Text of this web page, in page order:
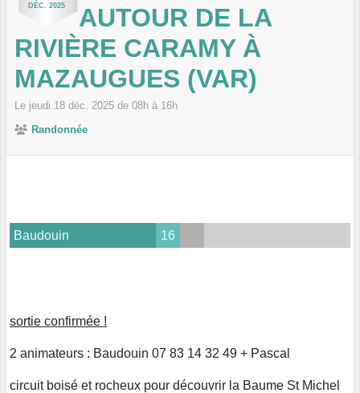
DÉC. 2025
AUTOUR DE LA
RIVIÈRE CARAMY À
MAZAUGUES (VAR)
Le jeudi 18 déc. 2025 de 08h à 16h
Randonnée
Baudouin 16
sortie confirmée !
2 animateurs : Baudouin 07 83 14 32 49 + Pascal
circuit boisé et rocheux pour découvrir la Baume St Michel